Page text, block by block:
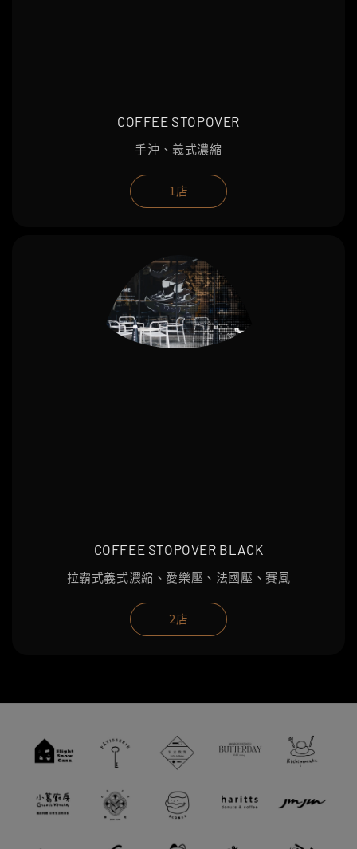
COFFEE STOPOVER
手沖、義式濃縮
1店
COFFEE STOPOVER BLACK
拉霸式義式濃縮、愛樂壓、法國壓、賽風
2店